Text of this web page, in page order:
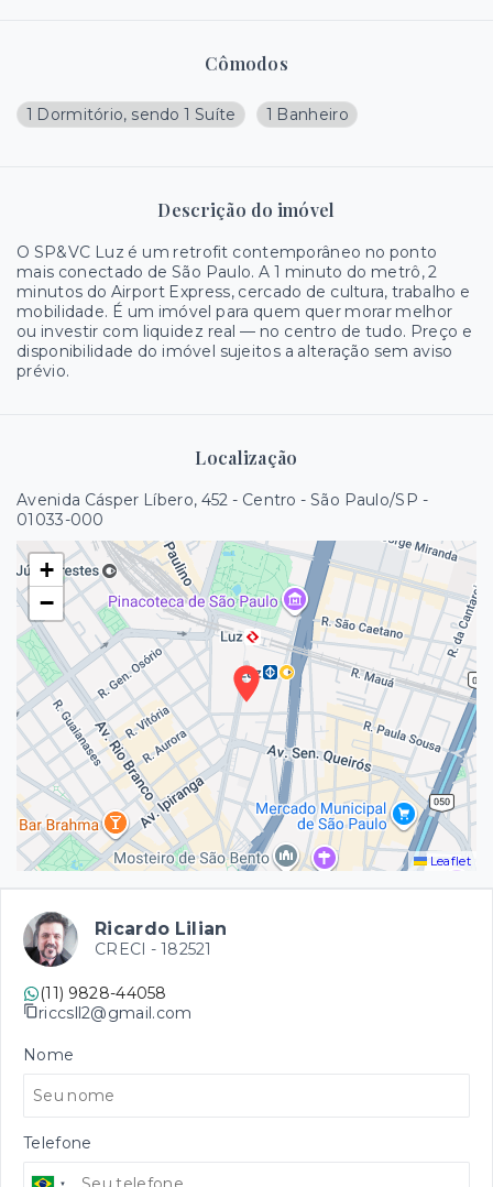
Cômodos
1 Dormitório, sendo 1 Suíte 1 Banheiro
Descrição do imóvel
O SP&VC Luz é um retrofit contemporâneo no ponto
mais conectado de São Paulo. A 1 minuto do metrô, 2
minutos do Airport Express, cercado de cultura, trabalho e
mobilidade. É um imóvel para quem quer morar melhor
ou investir com liquidez real — no centro de tudo. Preço e
disponibilidade do imóvel sujeitos a alteração sem aviso
prévio.
Localização
Avenida Cásper Líbero, 452 - Centro - São Paulo/SP -
01033-000
+
−
Leaflet
Ricardo Lilian
CRECI - 182521
(11) 9828-44058
riccsll2@gmail.com
Nome
Telefone